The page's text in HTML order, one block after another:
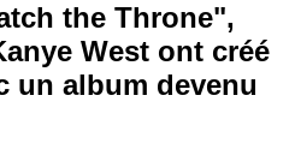
the Throne",
West ont créé
un album devenu